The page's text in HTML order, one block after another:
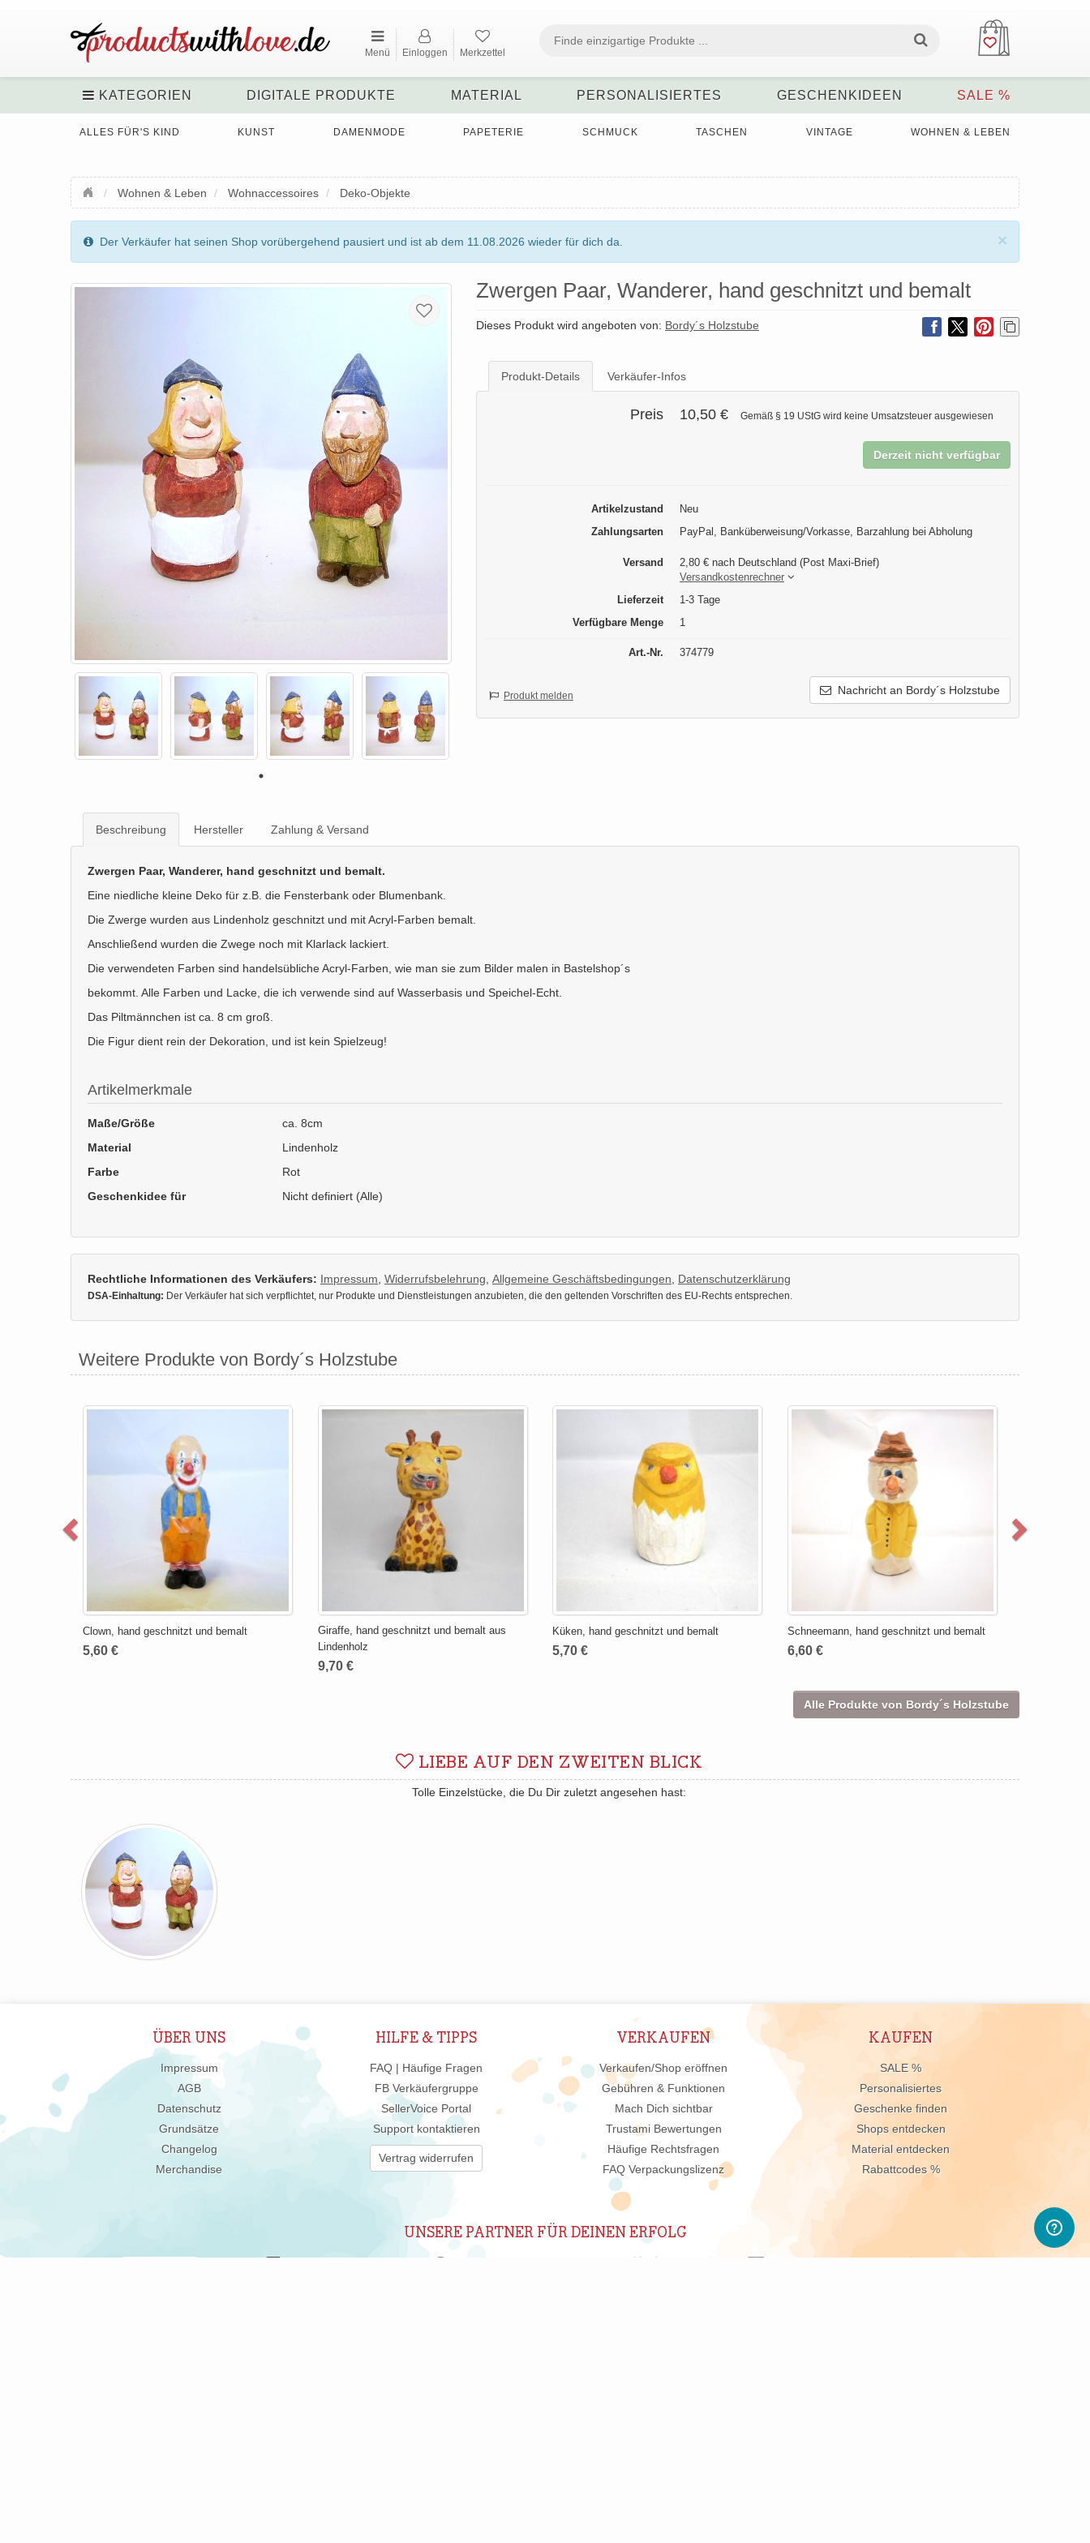
Menü Einloggen Merkzettel
KATEGORIEN DIGITALE PRODUKTE MATERIAL PERSONALISIERTES GESCHENKIDEEN SALE %
ALLES FÜR'S KIND KUNST DAMENMODE PAPETERIE SCHMUCK TASCHEN VINTAGE WOHNEN & LEBEN
Wohnen & Leben Wohnaccessoires Deko-Objekte
×
Der Verkäufer hat seinen Shop vorübergehend pausiert und ist ab dem 11.08.2026 wieder für dich da.
Zwergen Paar, Wanderer, hand geschnitzt und bemalt
Dieses Produkt wird angeboten von: Bordy´s Holzstube
Produkt-Details Verkäufer-Infos
Preis 10,50 € Gemäß § 19 UStG wird keine Umsatzsteuer ausgewiesen
Derzeit nicht verfügbar
Artikelzustand
Neu
Zahlungsarten
PayPal, Banküberweisung/Vorkasse, Barzahlung bei Abholung
Versand
2,80 € nach Deutschland (Post Maxi-Brief)
Versandkostenrechner
Lieferzeit
1-3 Tage
Verfügbare Menge
1
Art.-Nr. 374779
Nachricht an Bordy´s Holzstube
Produkt melden
Beschreibung Hersteller Zahlung & Versand
Zwergen Paar, Wanderer, hand geschnitzt und bemalt.
Eine niedliche kleine Deko für z.B. die Fensterbank oder Blumenbank.
Die Zwerge wurden aus Lindenholz geschnitzt und mit Acryl-Farben bemalt.
Anschließend wurden die Zwege noch mit Klarlack lackiert.
Die verwendeten Farben sind handelsübliche Acryl-Farben, wie man sie zum Bilder malen in Bastelshop´s
bekommt. Alle Farben und Lacke, die ich verwende sind auf Wasserbasis und Speichel-Echt.
Das Piltmännchen ist ca. 8 cm groß.
Die Figur dient rein der Dekoration, und ist kein Spielzeug!
Artikelmerkmale
Maße/Größe
ca. 8cm
Material
Lindenholz
Farbe
Rot
Geschenkidee für
Nicht definiert (Alle)
Rechtliche Informationen des Verkäufers: Impressum Widerrufsbelehrung Allgemeine Geschäftsbedingungen Datenschutzerklärung
DSA-Einhaltung: Der Verkäufer hat sich verpflichtet, nur Produkte und Dienstleistungen anzubieten, die den geltenden Vorschriften des EU-Rechts entsprechen.
Weitere Produkte von Bordy´s Holzstube
Clown, hand geschnitzt und bemalt
5,60 €
Giraffe, hand geschnitzt und bemalt aus
Lindenholz
9,70 €
Küken, hand geschnitzt und bemalt
5,70 €
Schneemann, hand geschnitzt und bemalt
6,60 €
Alle Produkte von Bordy´s Holzstube
LIEBE AUF DEN ZWEITEN BLICK
Tolle Einzelstücke, die Du Dir zuletzt angesehen hast:
ÜBER UNS
Impressum
AGB
Datenschutz
Grundsätze
Changelog
Merchandise
HILFE & TIPPS
FAQ | Häufige Fragen
FB Verkäufergruppe
SellerVoice Portal
Support kontaktieren
Vertrag widerrufen
VERKAUFEN
Verkaufen/Shop eröffnen
Gebühren & Funktionen
Mach Dich sichtbar
Trustami Bewertungen
Häufige Rechtsfragen
FAQ Verpackungslizenz
KAUFEN
SALE %
Personalisiertes
Geschenke finden
Shops entdecken
Material entdecken
Rabattcodes %
UNSERE PARTNER FÜR DEINEN ERFOLG